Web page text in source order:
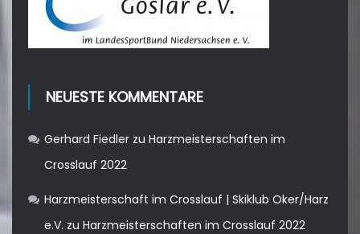
NEUESTE KOMMENTARE
Gerhard Fiedler zuHarzmeisterschaften im
Crosslauf 2022
Harzmeisterschaft im Crosslauf | Skiklub Oker/Harz
e.V. zuHarzmeisterschaften im Crosslauf 2022